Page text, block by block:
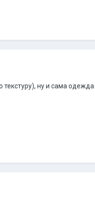
ну и сама